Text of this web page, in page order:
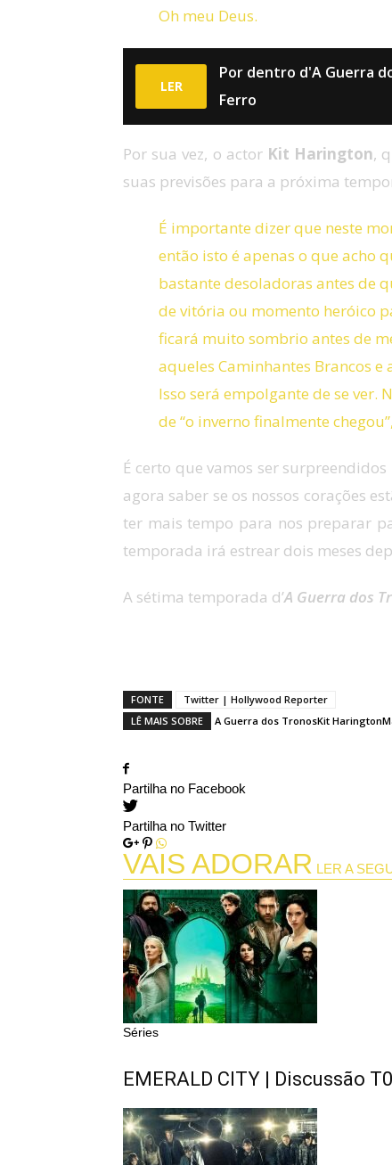
Oh meu Deus.
LER
Por dentro d'A Guerra
Ferro
Por sua vez, o actor Kit Harington,
suas previsões para a próxima
É importante dizer que neste
então isto é apenas o que acho
bastante desoladoras antes de
de vitória ou momento heróico
ficará muito sombrio antes de
aqueles Caminhantes Brancos
Isso será empolgante de se ver.
de “o inverno finalmente
É certo que vamos ser
agora saber se os nossos corações
ter mais tempo para nos preparar
temporada irá estrear dois meses
A sétima temporada d’A Guerra dos
FONTE
Twitter | Hollywood Reporter
LÊ MAIS SOBRE
A Guerra dos TronosKit Harington
Partilha no Facebook
Partilha no Twitter
VAIS ADORAR LER A
Séries
EMERALD CITY | Discussão